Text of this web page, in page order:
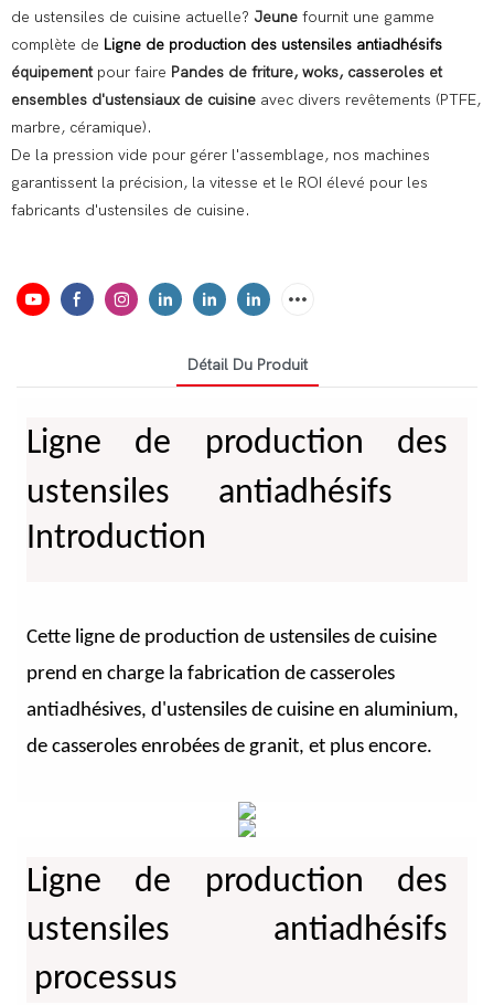
de ustensiles de cuisine actuelle? Jeune fournit une gamme
complète de Ligne de production des ustensiles antiadhésifs
équipement pour faire Pandes de friture, woks, casseroles et
ensembles d'ustensiaux de cuisine avec divers revêtements (PTFE,
marbre, céramique).
De la pression vide pour gérer l'assemblage, nos machines
garantissent la précision, la vitesse et le ROI élevé pour les
fabricants d'ustensiles de cuisine.
Détail Du Produit
Ligne de production des
ustensiles antiadhésifs
Introduction
Cette ligne de production de ustensiles de cuisine
prend en charge la fabrication de casseroles
antiadhésives, d'ustensiles de cuisine en aluminium,
de casseroles enrobées de granit, et plus encore.
Ligne de production des
ustensiles antiadhésifs
processus